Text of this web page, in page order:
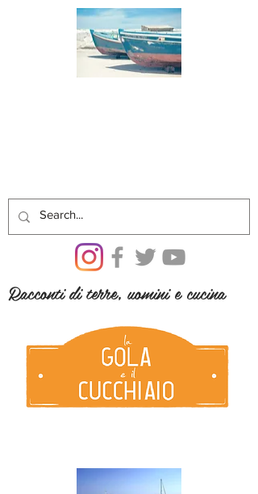
Racconti di terre, uomini e cucina